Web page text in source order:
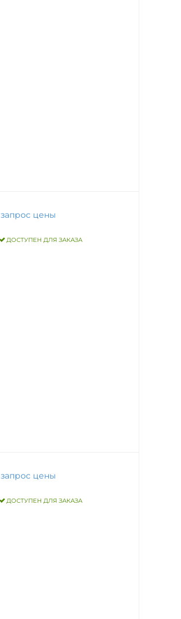
запрос цены
ДОСТУПЕН ДЛЯ ЗАКАЗА
запрос цены
ДОСТУПЕН ДЛЯ ЗАКАЗА